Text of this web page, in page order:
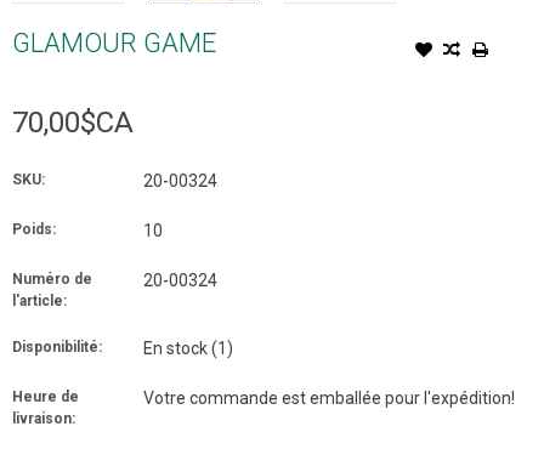
GLAMOUR GAME
70,00$CA
SKU: 20-00324
Poids: 10
Numéro de
l'article:
20-00324
Disponibilité: En stock(1)
Heure de
livraison:
Votre commande est emballée pour l'expédition!